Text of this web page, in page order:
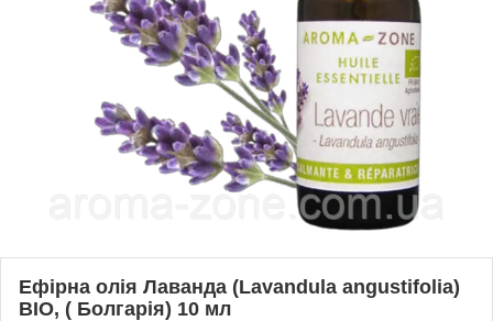
Ефірна олія Лаванда (Lavandula angustifolia)
BIO, ( Болгарія) 10 мл